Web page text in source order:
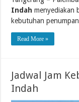
Indah menyediakan
kebutuhan
Read More »
Jadwal Jam
Indah